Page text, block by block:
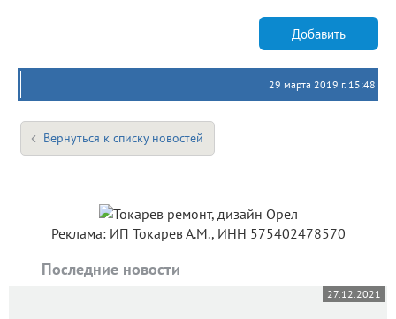
Добавить
29 марта 2019 г. 15:48
Вернуться к списку новостей
Реклама: ИП Токарев А.М., ИНН 575402478570
Последние новости
27.12.2021